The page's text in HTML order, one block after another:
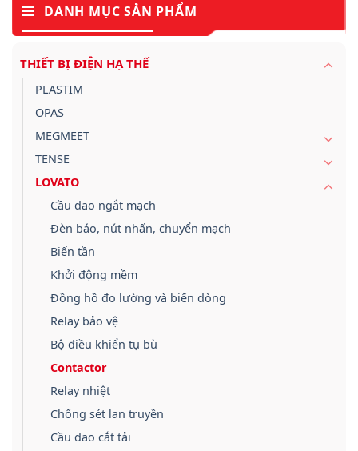
DANH MỤC SẢN PHẨM
THIẾT BỊ ĐIỆN HẠ THẾ
PLASTIM
OPAS
MEGMEET
TENSE
LOVATO
Cầu dao ngắt mạch
Đèn báo, nút nhấn, chuyển mạch
Biến tần
Khởi động mềm
Đồng hồ đo lường và biến dòng
Relay bảo vệ
Bộ điều khiển tụ bù
Contactor
Relay nhiệt
Chống sét lan truyền
Cầu dao cắt tải